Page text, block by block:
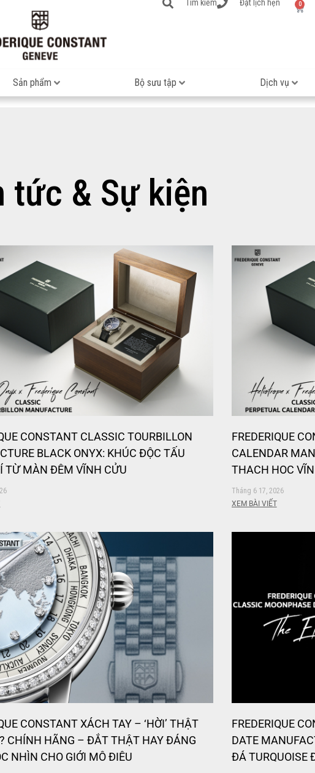
Tìm kiếm Đặt lịch hẹn 0
Sản phẩm Bộ sưu tập Dịch vụ
tức & Sự kiện
CONSTANT CLASSIC TOURBILLON
BLACK ONYX: KHÚC ĐỘC TẤU
TỪ MÀN ĐÊM VĨNH CỬU
FREDERIQUE
CALENDAR
THẠCH HỌC
“THE ELEMENTS”
Tháng 6 17, 2026
XEM BÀI VIẾT
CONSTANT XÁCH TAY – ‘HỜI’ THẬT
CHÍNH HÃNG – ĐẮT THẬT HAY ĐÁNG
NHÌN CHO GIỚI MỘ ĐIỆU
FREDERIQUE
DATE
ĐÁ TURQUOISE